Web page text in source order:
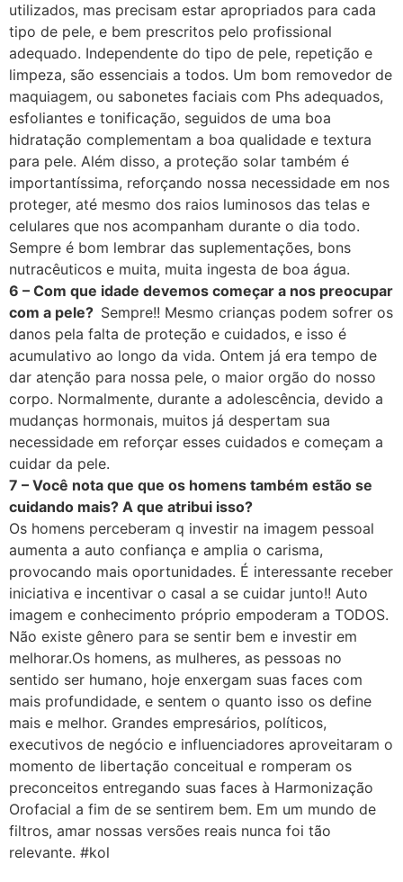
utilizados, mas precisam estar apropriados para cada
tipo de pele, e bem prescritos pelo profissional
adequado. Independente do tipo de pele, repetição e
limpeza, são essenciais a todos. Um bom removedor de
maquiagem, ou sabonetes faciais com Phs adequados,
esfoliantes e tonificação, seguidos de uma boa
hidratação complementam a boa qualidade e textura
para pele. Além disso, a proteção solar também é
importantíssima, reforçando nossa necessidade em nos
proteger, até mesmo dos raios luminosos das telas e
celulares que nos acompanham durante o dia todo.
Sempre é bom lembrar das suplementações, bons
nutracêuticos e muita, muita ingesta de boa água.
6 – Com que idade devemos começar a nos preocupar
com a pele? Sempre!! Mesmo crianças podem sofrer os
danos pela falta de proteção e cuidados, e isso é
acumulativo ao longo da vida. Ontem já era tempo de
dar atenção para nossa pele, o maior orgão do nosso
corpo. Normalmente, durante a adolescência, devido a
mudanças hormonais, muitos já despertam sua
necessidade em reforçar esses cuidados e começam a
cuidar da pele.
7 – Você nota que que os homens também estão se
cuidando mais? A que atribui isso?
Os homens perceberam q investir na imagem pessoal
aumenta a auto confiança e amplia o carisma,
provocando mais oportunidades. É interessante receber
iniciativa e incentivar o casal a se cuidar junto!! Auto
imagem e conhecimento próprio empoderam a TODOS.
Não existe gênero para se sentir bem e investir em
melhorar.Os homens, as mulheres, as pessoas no
sentido ser humano, hoje enxergam suas faces com
mais profundidade, e sentem o quanto isso os define
mais e melhor. Grandes empresários, políticos,
executivos de negócio e influenciadores aproveitaram o
momento de libertação conceitual e romperam os
preconceitos entregando suas faces à Harmonização
Orofacial a fim de se sentirem bem. Em um mundo de
filtros, amar nossas versões reais nunca foi tão
relevante. #kol